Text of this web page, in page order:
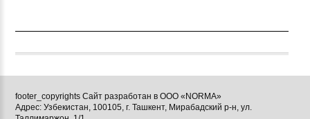
footer_copyrights Сайт разработан в ООО «NORMA»
Адрес: Узбекистан, 100105, г. Ташкент, Мирабадский р-н, ул.